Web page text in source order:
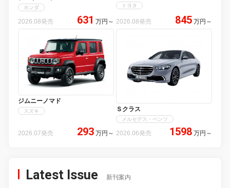
ホンダ
2026.08発売 631 万円 ～
トヨタ
2026.08発売 845 万円 ～
ジムニーノマド
スズキ
2026.07発売 293 万円 ～
Ｓクラス
メルセデス・ベンツ
2026.06発売 1598 万円 ～
Latest Issue 新刊案内